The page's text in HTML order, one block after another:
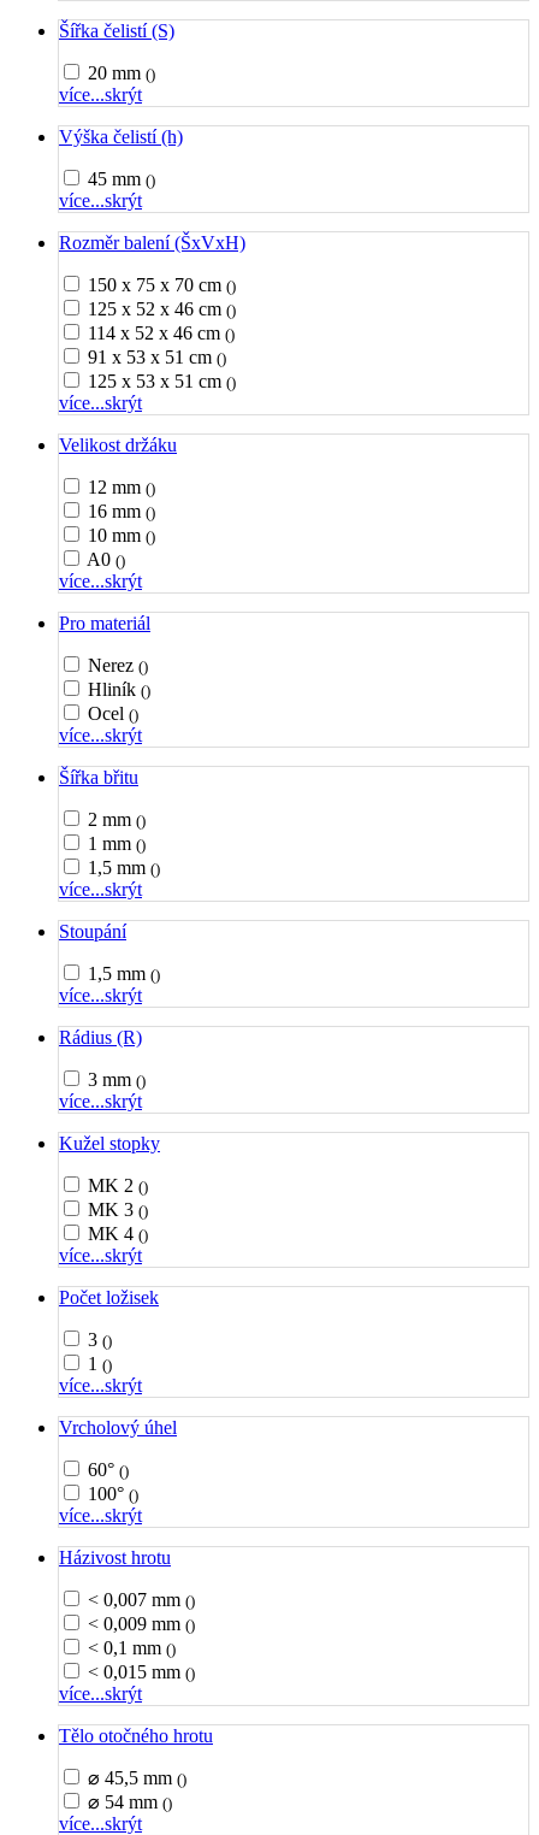
Šířka čelistí (S)
20 mm ()
více...skrýt
Výška čelistí (h)
45 mm ()
více...skrýt
Rozměr balení (ŠxVxH)
150 x 75 x 70 cm ()
125 x 52 x 46 cm ()
114 x 52 x 46 cm ()
91 x 53 x 51 cm ()
125 x 53 x 51 cm ()
více...skrýt
Velikost držáku
12 mm ()
16 mm ()
10 mm ()
A0 ()
více...skrýt
Pro materiál
Nerez ()
Hliník ()
Ocel ()
více...skrýt
Šířka břitu
2 mm ()
1 mm ()
1,5 mm ()
více...skrýt
Stoupání
1,5 mm ()
více...skrýt
Rádius (R)
3 mm ()
více...skrýt
Kužel stopky
MK 2 ()
MK 3 ()
MK 4 ()
více...skrýt
Počet ložisek
3 ()
1 ()
více...skrýt
Vrcholový úhel
60° ()
100° ()
více...skrýt
Házivost hrotu
< 0,007 mm ()
< 0,009 mm ()
< 0,1 mm ()
< 0,015 mm ()
více...skrýt
Tělo otočného hrotu
⌀ 45,5 mm ()
⌀ 54 mm ()
více...skrýt